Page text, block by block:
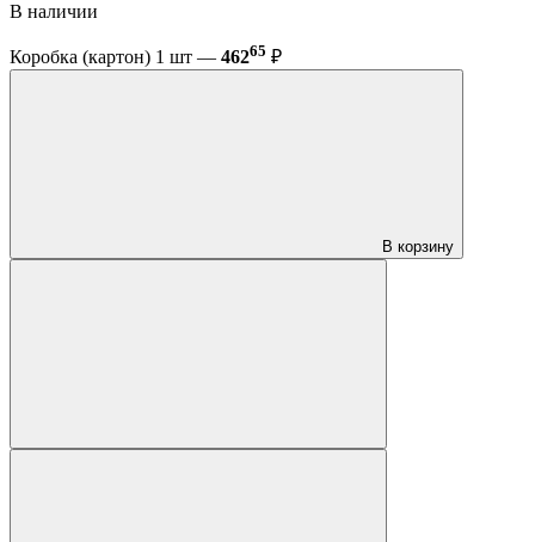
В наличии
Коробка (картон) 1 шт — 46265 ₽
В корзину